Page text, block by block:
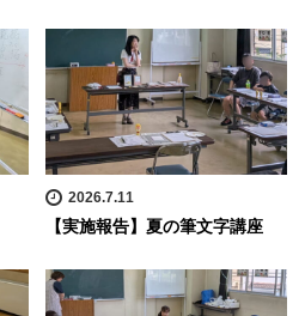
2026.7.11
【実施報告】夏の筆文字講座